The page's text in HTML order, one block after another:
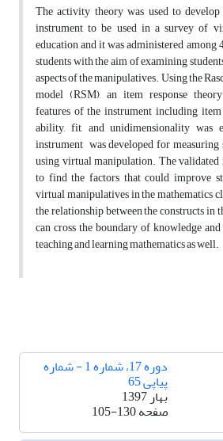
The activity theory was used to
instrument to be used in a survey of
education and it was administered
students with the aim of examining
aspects of the manipulatives. Using the
model (RSM), an item response
features of the instrument including
ability, fit, and unidimensionality was
instrument was developed for measuring
using virtual manipulation. The validated
to find the factors that could improve
virtual manipulatives in the mathematics
the relationship between the constructs in
can cross the boundary of knowledge
teaching and learning mathematics as well.
دوره 17، شماره 1 - شماره
پیاپی 65
بهار 1397
صفحه105-130